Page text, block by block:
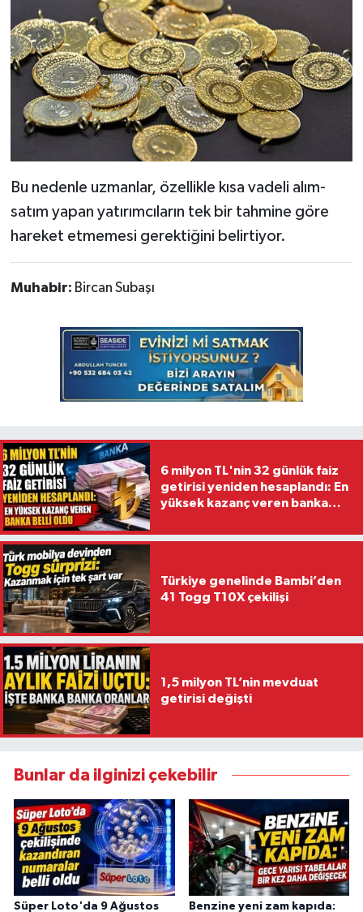
Bu nedenle uzmanlar, özellikle kısa vadeli alım-
satım yapan yatırımcıların tek bir tahmine göre
hareket etmemesi gerektiğini belirtiyor.
Muhabir: Bircan Subaşı
6 milyon TL'nin 32 günlük faiz
getirisi yeniden hesaplandı: En
yüksek kazanç veren banka
Türkiye genelinde Bambi’den
41 Togg T10X çekilişi
1,5 milyon TL’nin mevduat
getirisi değişti
Bunlar da ilginizi çekebilir
Süper Loto'da 9 Ağustos Benzine yeni zam kapıda: